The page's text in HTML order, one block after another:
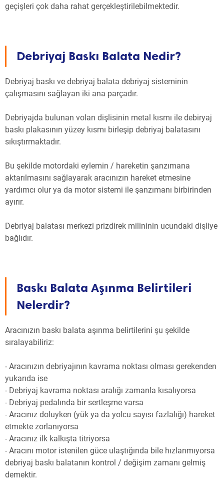
geçişleri çok daha rahat gerçekleştirilebilmektedir.
Debriyaj Baskı Balata Nedir?
Debriyaj baskı ve debriyaj balata debriyaj sisteminin
çalışmasını sağlayan iki ana parçadır.
Debriyajda bulunan volan dişlisinin metal kısmı ile debiryaj
baskı plakasının yüzey kısmı birleşip debriyaj balatasını
sıkıştırmaktadır.
Bu şekilde motordaki eylemin / hareketin şanzımana
aktarılmasını sağlayarak aracınızın hareket etmesine
yardımcı olur ya da motor sistemi ile şanzımanı birbirinden
ayırır.
Debriyaj balatası merkezi prizdirek milininin ucundaki dişliye
bağlıdır.
Baskı Balata Aşınma Belirtileri
Nelerdir?
Aracınızın baskı balata aşınma belirtilerini şu şekilde
sıralayabiliriz:
- Aracınızın debriyajının kavrama noktası olması gerekenden
yukarıda ise
- Debriyaj kavrama noktası aralığı zamanla kısalıyorsa
- Debriyaj pedalında bir sertleşme varsa
- Aracınız doluyken (yük ya da yolcu sayısı fazlalığı) hareket
etmekte zorlanıyorsa
- Aracınız ilk kalkışta titriyorsa
- Aracını motor istenilen güce ulaştığında bile hızlanmıyorsa
debriyaj baskı balatanın kontrol / değişim zamanı gelmiş
demektir.